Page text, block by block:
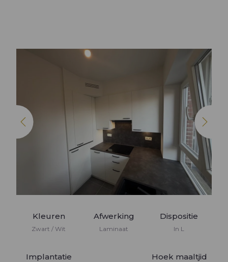
Lavabo's en wasplaasten
Keukenwerblad en achterwand
Elektrische toestellen
Soorten dressing
Dressing op maat
Woonkamer op maat
Inrichtingen woonkamer
TV meubels
Kleuren
Zwart / Wit
Afwerking
Laminaat
Dispositie
In L
Implantatie Hoek maaltjid